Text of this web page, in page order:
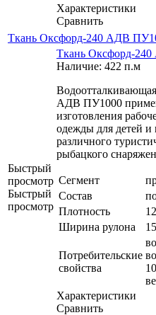
Характеристики
Сравнить
Ткань Оксфорд-240 АДВ
Быстрый
просмотр
Быстрый
просмотр
Ткань Оксфорд-
Наличие: 422 п.м
АДВ ПУ1000
изготовления
одежды для детей и
различного
рыбацкого
Сегмент
Состав
Плотность
Ширина рулона
Потребительские
свойства
Характеристики
Сравнить